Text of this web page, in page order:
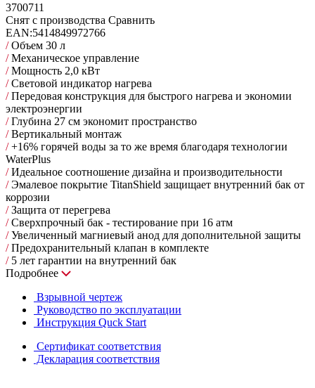
3700711
Снят с производства Сравнить
EAN:5414849972766
/Объем 30 л
/Механическое управление
/Мощность 2,0 кВт
/Световой индикатор нагрева
/Передовая конструкция для быстрого нагрева и экономии
электроэнергии
/Глубина 27 см экономит пространство
/Вертикальный монтаж
/+16% горячей воды за то же время благодаря технологии
WaterPlus
/Идеальное соотношение дизайна и производительности
/Эмалевое покрытие TitanShield защищает внутренний бак от
коррозии
/Защита от перегрева
/Сверхпрочный бак - тестирование при 16 атм
/Увеличенный магниевый анод для дополнительной защиты
/Предохранительный клапан в комплекте
/5 лет гарантии на внутренний бак
Подробнее
Взрывной чертеж
Руководство по эксплуатации
Инструкция Quck Start
Сертификат соответствия
Декларация соответствия